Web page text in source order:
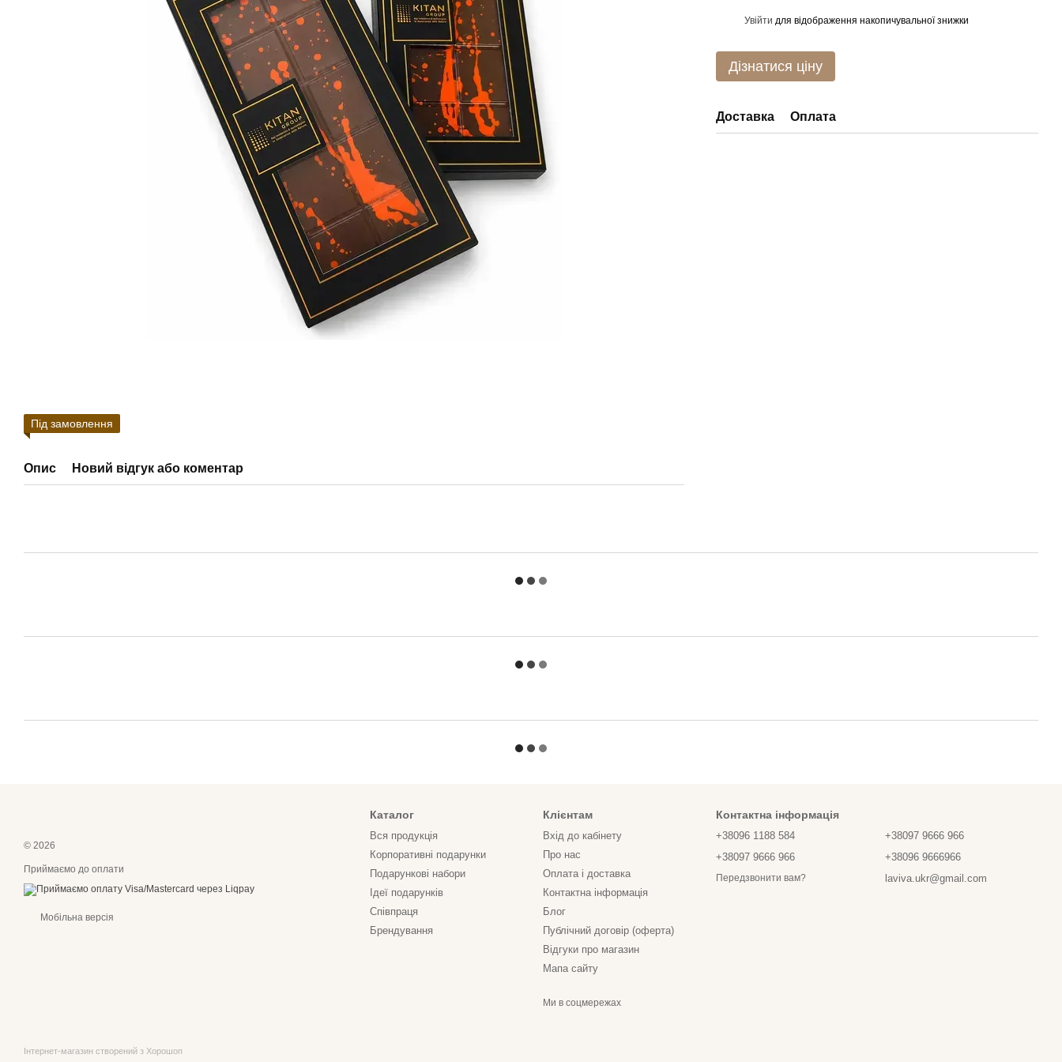
Під замовлення
Опис Новий відгук або коментар
Увійти для відображення накопичувальної знижки
Дізнатися ціну
Доставка Оплата
© 2026
Приймаємо до оплати
Мобільна версія
Інтернет-магазин створений з Хорошоп
Каталог
Вся продукція
Корпоративні подарунки
Подарункові набори
Ідеї подарунків
Співпраця
Брендування
Клієнтам
Вхід до кабінету
Про нас
Оплата і доставка
Контактна інформація
Блог
Публічний договір (оферта)
Відгуки про магазин
Мапа сайту
Ми в соцмережах
Контактна інформація
+38096 1188 584
+38097 9666 966
Передзвонити вам?
+38097 9666 966
+38096 9666966
laviva.ukr@gmail.com